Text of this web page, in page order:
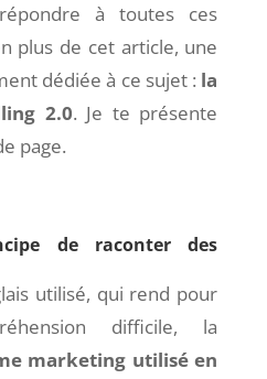
à toutes ces
plus de cet article, une
dédiée à ce sujet : la
2.0. Je te présente
page.
de raconter des
utilisé, qui rend pour
difficile, la
marketing utilisé en